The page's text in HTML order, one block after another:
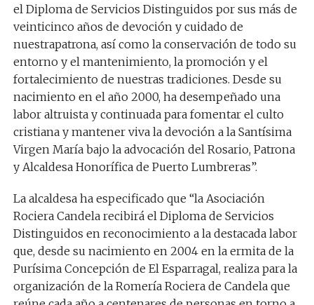
el Diploma de Servicios Distinguidos por sus más de
veinticinco años de devoción y cuidado de
nuestrapatrona, así como la conservación de todo su
entorno y el mantenimiento,la promoción y el
fortalecimiento de nuestras tradiciones. Desde su
nacimiento en el año 2000, ha desempeñado una
labor altruista y continuada para fomentar el culto
cristiana y mantener viva la devoción a la Santísima
Virgen María bajo la advocación del Rosario, Patrona
y Alcaldesa Honorífica de Puerto Lumbreras”.
La alcaldesa ha especificado que “la Asociación
Rociera Candela recibirá el Diploma de Servicios
Distinguidos en reconocimiento a la destacada labor
que, desde su nacimiento en 2004en la ermita de la
Purísima Concepción de El Esparragal, realiza para la
organización de la Romería Rociera de Candela que